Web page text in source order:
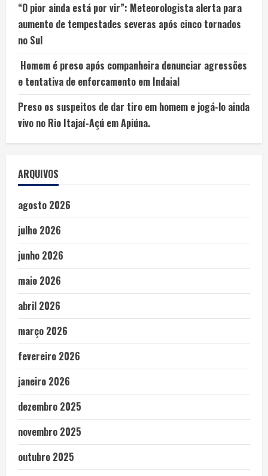
“O pior ainda está por vir”: Meteorologista alerta para
aumento de tempestades severas após cinco tornados
no Sul
Homem é preso após companheira denunciar agressões
e tentativa de enforcamento em Indaial
Preso os suspeitos de dar tiro em homem e jogá-lo ainda
vivo no Rio Itajaí-Açú em Apiúna.
ARQUIVOS
agosto 2026
julho 2026
junho 2026
maio 2026
abril 2026
março 2026
fevereiro 2026
janeiro 2026
dezembro 2025
novembro 2025
outubro 2025